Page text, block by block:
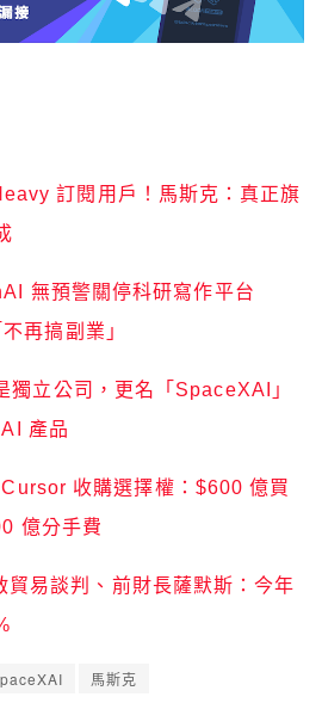
訂閱用戶！馬斯克：真正旗
無預警關停科研寫作平台
再搞副業」
獨立公司，更名「SpaceXAI」
產品
收購選擇權：$600 億買
億分手費
貿易談判、前財長薩默斯：今年
馬斯克